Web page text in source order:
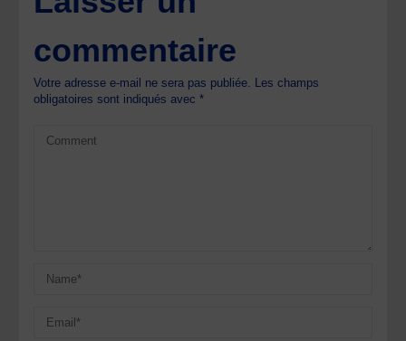
commentaire
Votre adresse e-mail ne sera pas publiée. Les champs
obligatoires sont indiqués avec*